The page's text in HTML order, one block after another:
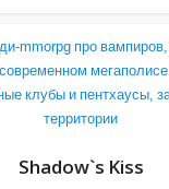
mmorpg про вампиров,
клубы и пентхаусы,
территории
Shadow`s Kiss